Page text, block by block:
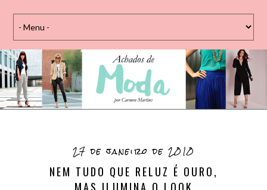
27 de janeiro de 2010
NEM TUDO QUE RELUZ É OURO,